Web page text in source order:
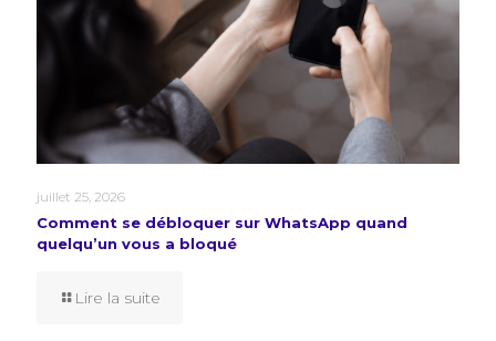
juillet 25, 2026
Comment se débloquer sur WhatsApp quand
quelqu’un vous a bloqué
Lire la suite